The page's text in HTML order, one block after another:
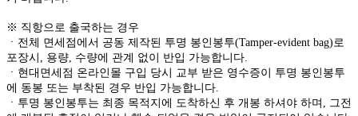
※ 직항으로 출국하는 경우
ㆍ전체 면세점에서 공동 제작된 투명 봉인봉투(Tamper-evident bag)로
포장시, 용량, 수량에 관계 없이 반입 가능합니다.
ㆍ현대면세점 온라인몰 구입 당시 교부 받은 영수증이 투명 봉인봉투
에 동봉 또는 부착된 경우 반입 가능합니다.
ㆍ투명 봉인봉투는 최종 목적지에 도착하신 후 개봉 하셔야 하며, 그전